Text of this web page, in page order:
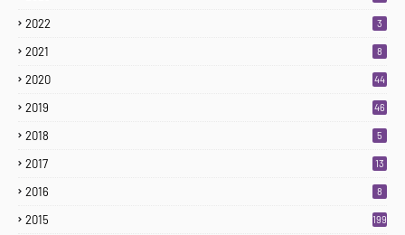
2022 3
2021 8
2020 44
2019 46
2018 5
2017 13
2016 8
2015 199